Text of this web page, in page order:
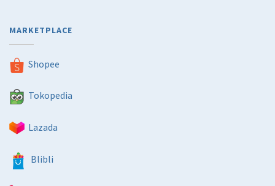
MARKETPLACE
Shopee
Tokopedia
Lazada
Blibli